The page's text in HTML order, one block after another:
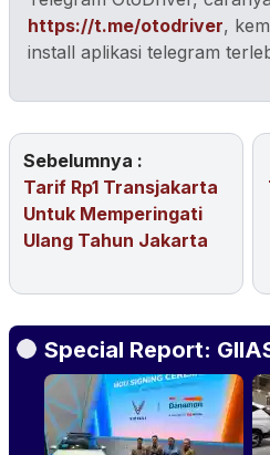
https://t.me/otodriver,
install aplikasi telegram
Sebelumnya :
Tarif Rp1 Transjakarta
Untuk Memperingati
Ulang Tahun Jakarta
Special Report: